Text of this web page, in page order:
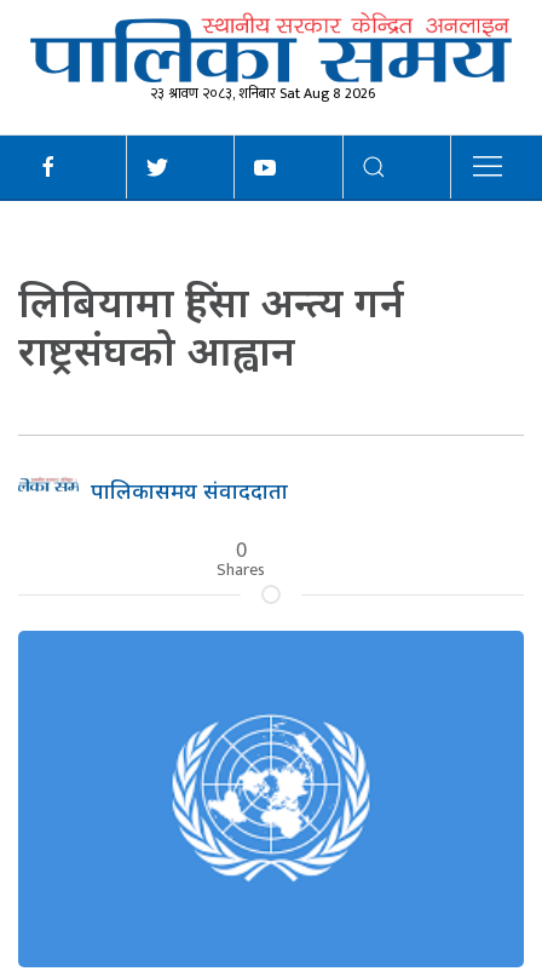
२३ श्रावण २०८३, शनिबार Sat Aug 8 2026
लिबियामा हिंसा अन्त्य गर्न
राष्ट्रसंघको आह्वान
पालिकासमय संवाददाता
0
Shares